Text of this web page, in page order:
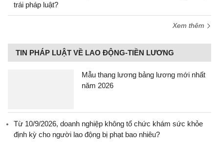
trái pháp luật?
Xem thêm
TIN PHÁP LUẬT VỀ LAO ĐỘNG-TIỀN LƯƠNG
Mẫu thang lương bảng lương mới nhất
năm 2026
Từ 10/9/2026, doanh nghiệp không tổ chức khám sức khỏe
định kỳ cho người lao động bị phạt bao nhiêu?